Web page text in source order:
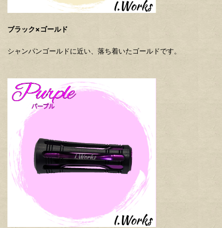
ブラック×ゴールド
シャンパンゴールドに近い、落ち着いたゴールドです。